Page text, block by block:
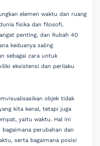
elemen waktu dan ruang
fisika dan filosofi,
penting, dan Rubah 4D
keduanya saling
sebagai cara untuk
eksistensi dan perilaku
objek tidak
kita kenal, tetapi juga
yaitu waktu. Hal ini
perubahan dan
serta bagaimana posisi